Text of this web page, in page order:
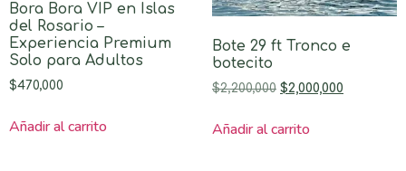
Bora Bora VIP en Islas
del Rosario –
Experiencia Premium
Solo para Adultos
$470,000
Añadir al carrito
Bote 29 ft Tronco e
botecito
$2,200,000 $2,000,000
Añadir al carrito